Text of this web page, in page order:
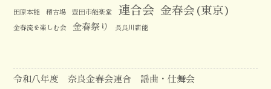
田原本能 稽古場 豊田市能楽堂 連合会 金春会(東京)
金春流を楽しむ会 金春祭り 長良川薪能
令和八年度 奈良金春会連合 謡曲・仕舞会